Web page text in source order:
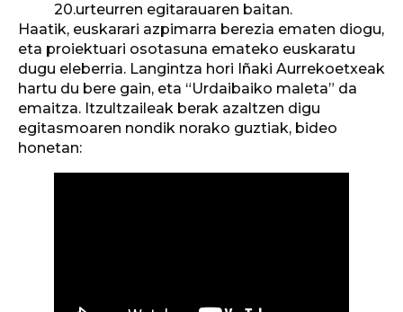
20.urteurren egitarauaren baitan.
Haatik, euskarari azpimarra berezia ematen diogu,
eta proiektuari osotasuna emateko euskaratu
dugu eleberria. Langintza hori Iñaki Aurrekoetxeak
hartu du bere gain, eta “Urdaibaiko maleta” da
emaitza. Itzultzaileak berak azaltzen digu
egitasmoaren nondik norako guztiak, bideo
honetan: